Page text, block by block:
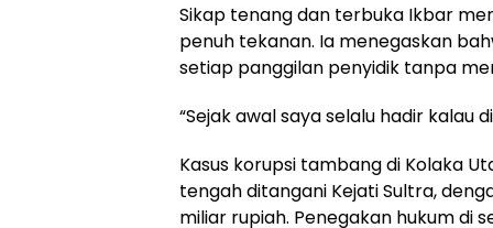
Sikap tenang dan terbuka Ikbar
penuh tekanan. Ia menegaskan
setiap panggilan penyidik tanpa
“Sejak awal saya selalu hadir kalau
Kasus korupsi tambang di Kolaka
tengah ditangani Kejati Sultra,
miliar rupiah. Penegakan hukum di